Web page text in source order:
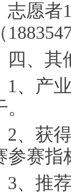
志愿者
（
四、其
1、产
2、获
参赛指
3、推